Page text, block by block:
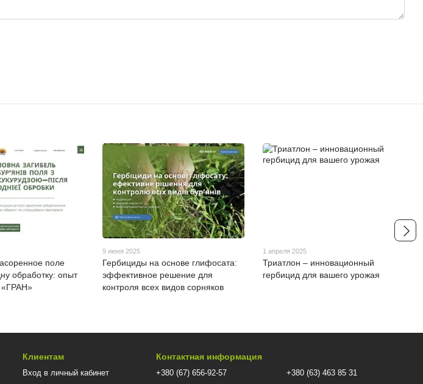
поле
обработку: опыт
«ГРАН»
9 июня 2025
Гербициды на основе глифосата:
эффективное решение для
контроля всех видов сорняков
1 апреля 2025
Триатлон – инновационный
гербицид для вашего урожая
Клиентам
Вход в личный кабинет
Контактная информация
+380 (67) 656-92-57 +380 (63) 463 85 31